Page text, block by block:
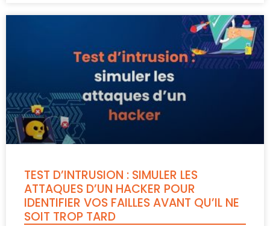
TEST D’INTRUSION : SIMULER LES
ATTAQUES D’UN HACKER POUR
IDENTIFIER VOS FAILLES AVANT QU’IL NE
SOIT TROP TARD